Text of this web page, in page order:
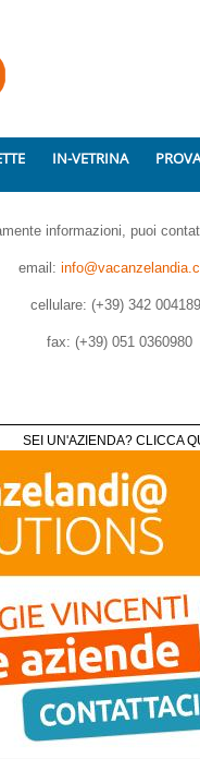
IN-VETRINA
informazioni, puoi
email:
cellulare: (+39) 342
fax: (+39) 051 0360980
SEI UN'AZIENDA? CLICCA